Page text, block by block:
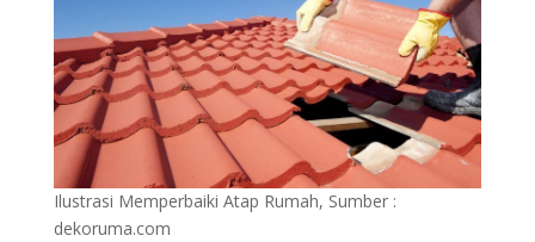
Ilustrasi Memperbaiki Atap Rumah, Sumber :
dekoruma.com